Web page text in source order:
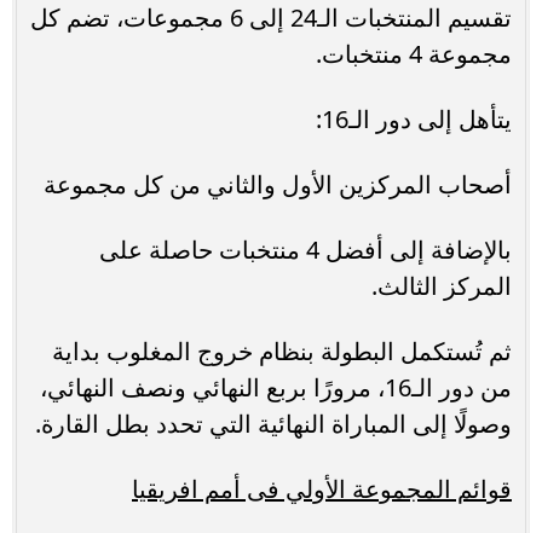
تقسيم المنتخبات الـ24 إلى 6 مجموعات، تضم كل
مجموعة 4 منتخبات.
يتأهل إلى دور الـ16:
أصحاب المركزين الأول والثاني من كل مجموعة
بالإضافة إلى أفضل 4 منتخبات حاصلة على
المركز الثالث.
ثم تُستكمل البطولة بنظام خروج المغلوب بداية
من دور الـ16، مرورًا بربع النهائي ونصف النهائي،
وصولًا إلى المباراة النهائية التي تحدد بطل القارة.
قوائم المجموعة الأولي فى أمم افريقيا